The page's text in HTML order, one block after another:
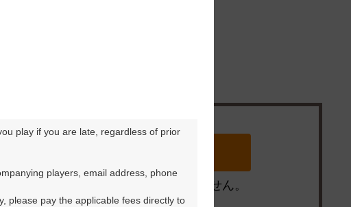
※ゴルフ場の電話ではありません。
play if you are late, regardless of prior
players, email address, phone
please pay the applicable fees directly to